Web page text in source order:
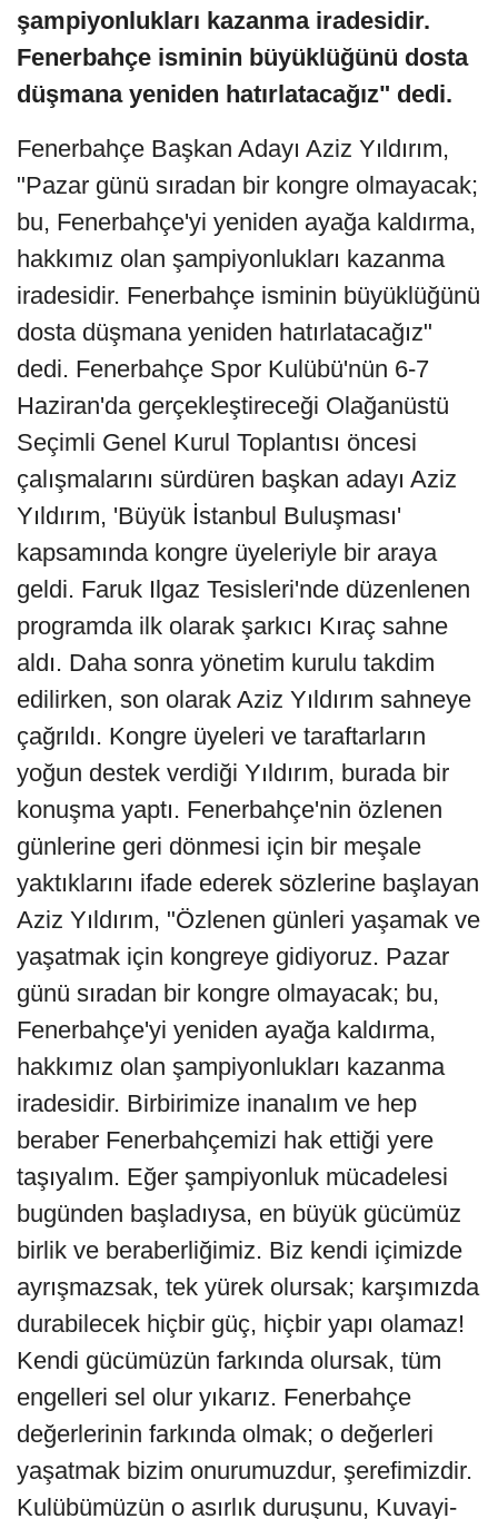
şampiyonlukları kazanma iradesidir.
Fenerbahçe isminin büyüklüğünü dosta
düşmana yeniden hatırlatacağız" dedi.
Fenerbahçe Başkan Adayı Aziz Yıldırım,
"Pazar günü sıradan bir kongre olmayacak;
bu, Fenerbahçe'yi yeniden ayağa kaldırma,
hakkımız olan şampiyonlukları kazanma
iradesidir. Fenerbahçe isminin büyüklüğünü
dosta düşmana yeniden hatırlatacağız"
dedi. Fenerbahçe Spor Kulübü'nün 6-7
Haziran'da gerçekleştireceği Olağanüstü
Seçimli Genel Kurul Toplantısı öncesi
çalışmalarını sürdüren başkan adayı Aziz
Yıldırım, 'Büyük İstanbul Buluşması'
kapsamında kongre üyeleriyle bir araya
geldi. Faruk Ilgaz Tesisleri'nde düzenlenen
programda ilk olarak şarkıcı Kıraç sahne
aldı. Daha sonra yönetim kurulu takdim
edilirken, son olarak Aziz Yıldırım sahneye
çağrıldı. Kongre üyeleri ve taraftarların
yoğun destek verdiği Yıldırım, burada bir
konuşma yaptı. Fenerbahçe'nin özlenen
günlerine geri dönmesi için bir meşale
yaktıklarını ifade ederek sözlerine başlayan
Aziz Yıldırım, "Özlenen günleri yaşamak ve
yaşatmak için kongreye gidiyoruz. Pazar
günü sıradan bir kongre olmayacak; bu,
Fenerbahçe'yi yeniden ayağa kaldırma,
hakkımız olan şampiyonlukları kazanma
iradesidir. Birbirimize inanalım ve hep
beraber Fenerbahçemizi hak ettiği yere
taşıyalım. Eğer şampiyonluk mücadelesi
bugünden başladıysa, en büyük gücümüz
birlik ve beraberliğimiz. Biz kendi içimizde
ayrışmazsak, tek yürek olursak; karşımızda
durabilecek hiçbir güç, hiçbir yapı olamaz!
Kendi gücümüzün farkında olursak, tüm
engelleri sel olur yıkarız. Fenerbahçe
değerlerinin farkında olmak; o değerleri
yaşatmak bizim onurumuzdur, şerefimizdir.
Kulübümüzün o asırlık duruşunu, Kuvayi-